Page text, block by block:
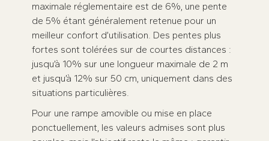
maximale réglementaire est de 6%, une pente
de 5% étant généralement retenue pour un
meilleur confort d’utilisation. Des pentes plus
fortes sont tolérées sur de courtes distances :
jusqu’à 10% sur une longueur maximale de 2 m
et jusqu’à 12% sur 50 cm, uniquement dans des
situations particulières.
Pour une rampe amovible ou mise en place
ponctuellement, les valeurs admises sont plus